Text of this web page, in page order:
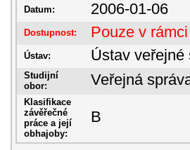
Datum: 2006-01-06
Dostupnost: Pouze v
Ústav: Ústav veřejné
Studijní
obor:
Veřejná
Klasifikace
závěřečné
práce a její
obhajoby:
B